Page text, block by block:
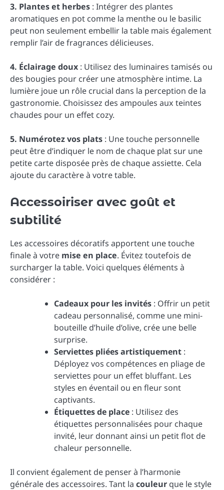
3. Plantes et herbes : Intégrer des plantes
aromatiques en pot comme la menthe ou le basilic
peut non seulement embellir la table mais également
remplir l’air de fragrances délicieuses.
4. Éclairage doux : Utilisez des luminaires tamisés ou
des bougies pour créer une atmosphère intime. La
lumière joue un rôle crucial dans la perception de la
gastronomie. Choisissez des ampoules aux teintes
chaudes pour un effet cozy.
5. Numérotez vos plats : Une touche personnelle
peut être d’indiquer le nom de chaque plat sur une
petite carte disposée près de chaque assiette. Cela
ajoute du caractère à votre table.
Accessoiriser avec goût et
subtilité
Les accessoires décoratifs apportent une touche
finale à votre mise en place. Évitez toutefois de
surcharger la table. Voici quelques éléments à
considérer :
Cadeaux pour les invités : Offrir un petit
cadeau personnalisé, comme une mini-
bouteille d’huile d’olive, crée une belle
surprise.
Serviettes pliées artistiquement :
Déployez vos compétences en pliage de
serviettes pour un effet bluffant. Les
styles en éventail ou en fleur sont
captivants.
Étiquettes de place : Utilisez des
étiquettes personnalisées pour chaque
invité, leur donnant ainsi un petit flot de
chaleur personnelle.
Il convient également de penser à l’harmonie
générale des accessoires. Tant la couleur que le style